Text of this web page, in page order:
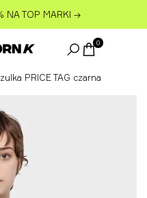
NA TOP MARKI →
0
PRICE TAG czarna